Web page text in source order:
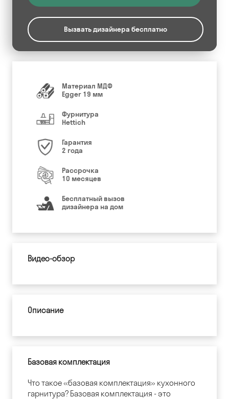
Вызвать дизайнера бесплатно
Материал МДФ
Egger 19 мм
Фурнитура
Hettich
Гарантия
2 года
Рассрочка
10 месяцев
Бесплатный вызов
дизайнера на дом
Видео-обзор
Описание
Базовая комплектация
Что такое «базовая комплектация» кухонного
гарнитура? Базовая комплектация - это